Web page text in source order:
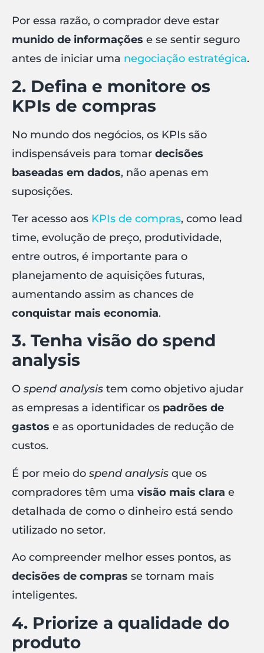
Por essa razão, o comprador deve estar
munido de informações e se sentir seguro
antes de iniciar uma negociação estratégica.
2. Defina e monitore os
KPIs de compras
No mundo dos negócios, os KPIs são
indispensáveis para tomar decisões
baseadas em dados, não apenas em
suposições.
Ter acesso aos KPIs de compras, como lead
time, evolução de preço, produtividade,
entre outros, é importante para o
planejamento de aquisições futuras,
aumentando assim as chances de
conquistar mais economia.
3. Tenha visão do spend
analysis
O spend analysis tem como objetivo ajudar
as empresas a identificar os padrões de
gastos e as oportunidades de redução de
custos.
É por meio do spend analysis que os
compradores têm uma visão mais clara e
detalhada de como o dinheiro está sendo
utilizado no setor.
Ao compreender melhor esses pontos, as
decisões de compras se tornam mais
inteligentes.
4. Priorize a qualidade do
produto